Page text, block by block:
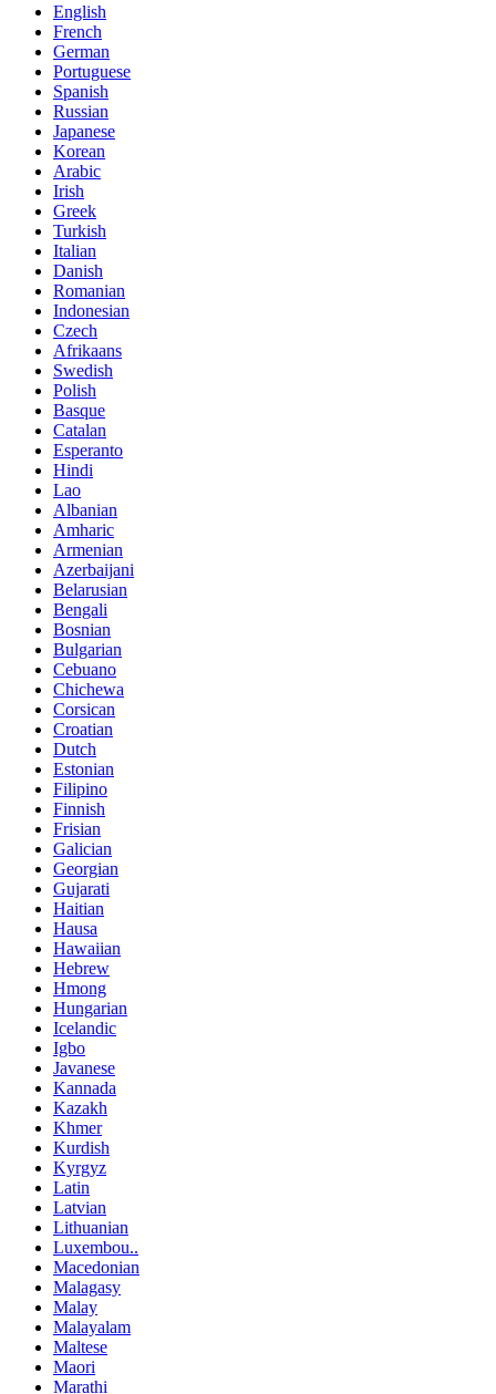
English
French
German
Portuguese
Spanish
Russian
Japanese
Korean
Arabic
Irish
Greek
Turkish
Italian
Danish
Romanian
Indonesian
Czech
Afrikaans
Swedish
Polish
Basque
Catalan
Esperanto
Hindi
Lao
Albanian
Amharic
Armenian
Azerbaijani
Belarusian
Bengali
Bosnian
Bulgarian
Cebuano
Chichewa
Corsican
Croatian
Dutch
Estonian
Filipino
Finnish
Frisian
Galician
Georgian
Gujarati
Haitian
Hausa
Hawaiian
Hebrew
Hmong
Hungarian
Icelandic
Igbo
Javanese
Kannada
Kazakh
Khmer
Kurdish
Kyrgyz
Latin
Latvian
Lithuanian
Luxembou..
Macedonian
Malagasy
Malay
Malayalam
Maltese
Maori
Marathi